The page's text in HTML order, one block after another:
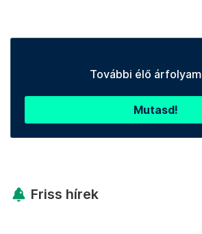
További élő
Mutasd!
Friss hírek